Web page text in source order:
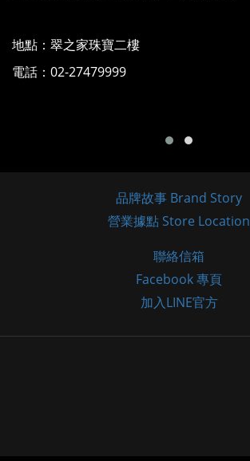
地點：翠之家珠寶二樓
電話：02-27479999
品牌故事 Brand Story
營業據點 Store Location
聯絡信箱
Facebook 專頁
加入LINE官方